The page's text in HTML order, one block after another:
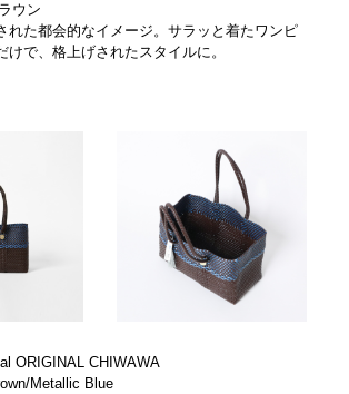
ウン
れた都会的なイメージ。サラッと着たワンピ
けで、格上げされたスタイルに。
ORIGINAL CHIWAWA
Metallic Blue